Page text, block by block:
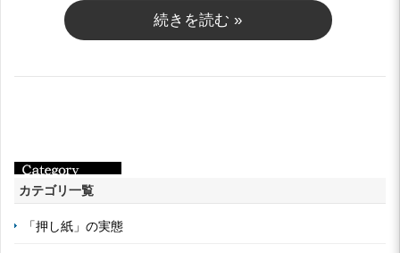
続きを読む »
カテゴリ一覧
「押し紙」の実態